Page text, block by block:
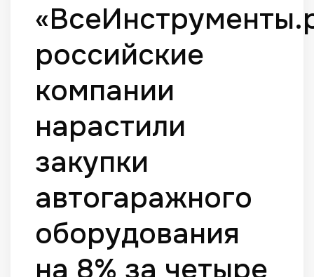
российские
компании
нарастили
закупки
автогаражного
оборудования